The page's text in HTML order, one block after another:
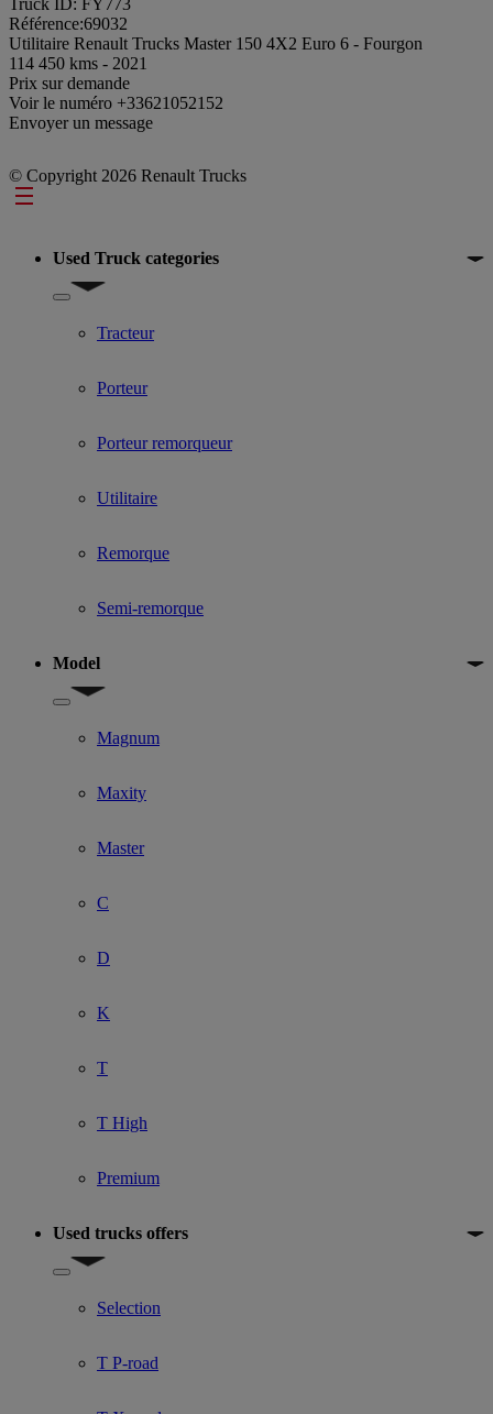
Référence:69032
Utilitaire Renault Trucks Master 150 4X2 Euro 6 - Fourgon
114 450 kms - 2021
Prix sur demande
Voir le numéro +33621052152
Envoyer un message
© Copyright 2026 Renault Trucks
Footer
Used Truck categories
Show submenu for Used Truck categories
Tracteur
Porteur
Porteur remorqueur
Utilitaire
Remorque
Semi-remorque
Model
Show submenu for Model
Magnum
Maxity
Master
C
D
K
T
T High
Premium
Used trucks offers
Show submenu for Used trucks offers
Selection
T P-road